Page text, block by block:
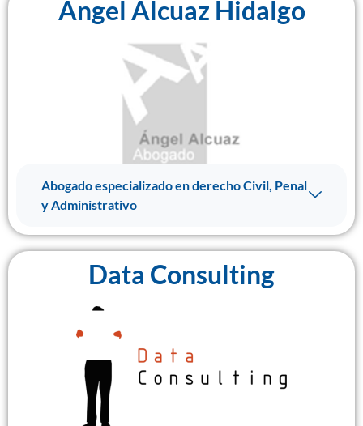
Ángel Alcuaz Hidalgo
Abogado especializado en derecho Civil, Penal
y Administrativo
Data Consulting